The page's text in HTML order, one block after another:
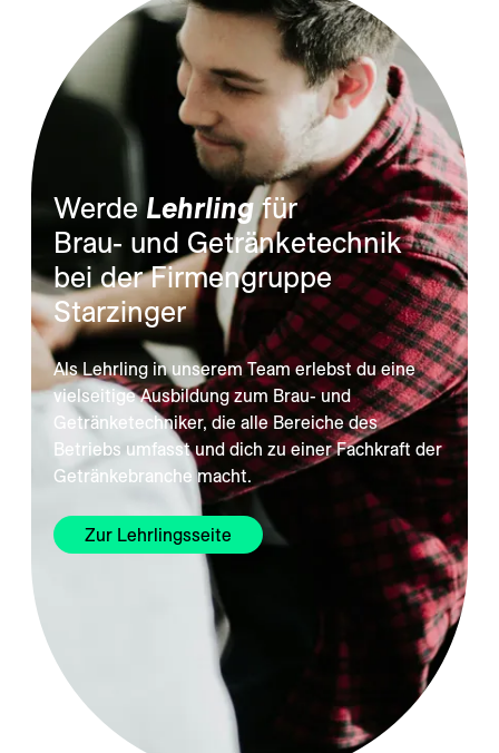
Werde Lehrling für
Brau- und Getränketechnik
bei der Firmengruppe
Starzinger
Als Lehrling in unserem Team erlebst du eine
vielseitige Ausbildung zum Brau- und
Getränketechniker, die alle Bereiche des
Betriebs umfasst und dich zu einer Fachkraft der
Getränkebranche macht.
Zur Lehrlingsseite